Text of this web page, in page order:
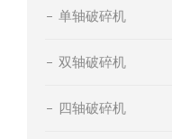
单轴破碎机
双轴破碎机
四轴破碎机